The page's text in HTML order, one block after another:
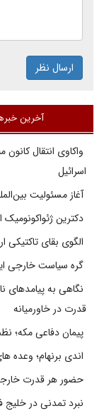
ارسال نظر
آخرین
واکاوی انتقال کانون
اسرائیل
آغاز مسئولیت
دکترین
الگوی بقای تاکتیکی
گره سیاست خارجی
نگاهی به پیامدهای
قدرت در خاورمیانه
پیمان دفاعی مکه؛
اندی برنهام؛
حضور هر قدرت
نبرد تمدنی در خلیج